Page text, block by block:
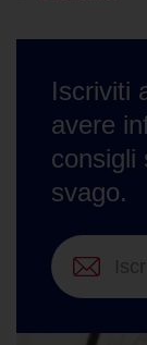
Iscriviti
avere
consigli
svago.